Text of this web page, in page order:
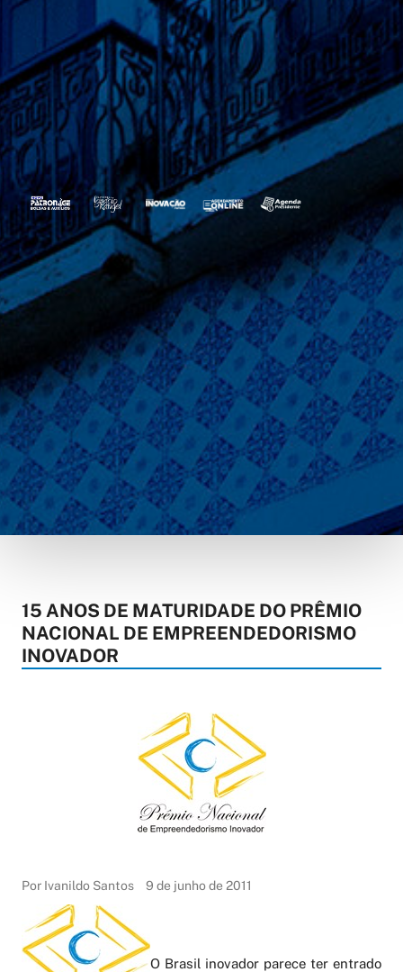
15 ANOS DE MATURIDADE DO PRÊMIO
NACIONAL DE EMPREENDEDORISMO
INOVADOR
Por Ivanildo Santos 9 de junho de 2011
O Brasil inovador parece ter entrado